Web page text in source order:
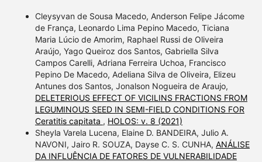
Cleysyvan de Sousa Macedo, Anderson Felipe Jácome
de França, Leonardo Lima Pepino Macedo, Ticiana
Maria Lúcio de Amorim, Raphael Russi de Oliveira
Araújo, Yago Queiroz dos Santos, Gabriella Silva
Campos Carelli, Adriana Ferreira Uchoa, Francisco
Pepino De Macedo, Adeliana Silva de Oliveira, Elizeu
Antunes dos Santos, Jonalson Nogueira de Araujo,
DELETERIOUS EFFECT OF VICILINS FRACTIONS FROM
LEGUMINOUS SEED IN SEMI-FIELD CONDITIONS FOR
Ceratitis capitata , HOLOS: v. 8 (2021)
Sheyla Varela Lucena, Elaine D. BANDEIRA, Julio A.
NAVONI, Jairo R. SOUZA, Dayse C. S. CUNHA, ANÁLISE
DA INFLUÊNCIA DE FATORES DE VULNERABILIDADE